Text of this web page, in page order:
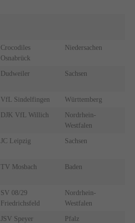
Crocodiles
Osnabrück
Niedersachen
Dudweiler Sachsen
VfL Sindelfingen Württemberg
DJK VfL Willich
Nordrhein-
Westfalen
JC Leipzig Sachsen
TV Mosbach Baden
SV 08/29
Friedrichsfeld
Nordrhein-
Westfalen
JSV Speyer Pfalz